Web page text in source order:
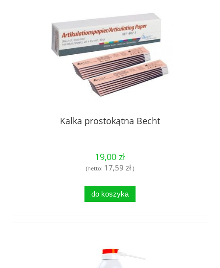
Kalka prostokątna Becht
19,00 zł
(netto: 17,59 zł )
do koszyka